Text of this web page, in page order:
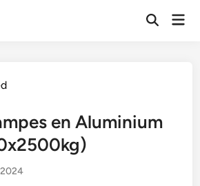
Open
en Aluminium
2024